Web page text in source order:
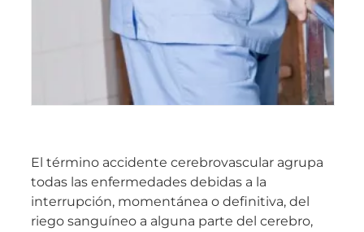
El término accidente cerebrovascular agrupa
todas las enfermedades debidas a la
interrupción, momentánea o definitiva, del
riego sanguíneo a alguna parte del cerebro,